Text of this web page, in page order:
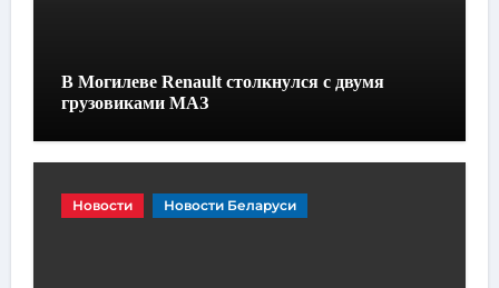
В Могилеве Renault столкнулся с двумя
грузовиками МАЗ
Новости Новости Беларуси